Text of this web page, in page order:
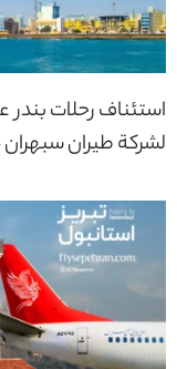
استئناف رحلات
لشركة طيران سبهران –